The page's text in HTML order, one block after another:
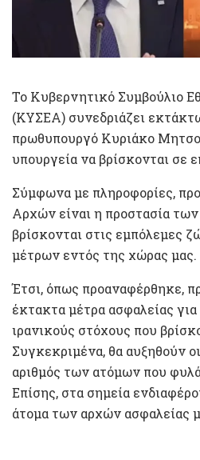
Το Κυβερνητικό Συμβούλιο
(ΚΥΣΕΑ) συνεδριάζει
πρωθυπουργό Κυριάκο
υπουργεία να βρίσκονται σε
Σύμφωνα με πληροφορίες,
Αρχών είναι η προστασία
βρίσκονται στις εμπόλεμες
μέτρων εντός της χώρας μας.
Έτσι, όπως προαναφέρθηκε,
έκτακτα μέτρα ασφαλείας για
ιρανικούς στόχους που
Συγκεκριμένα, θα αυξηθούν
αριθμός των ατόμων που
Επίσης, στα σημεία
άτομα των αρχών ασφαλείας